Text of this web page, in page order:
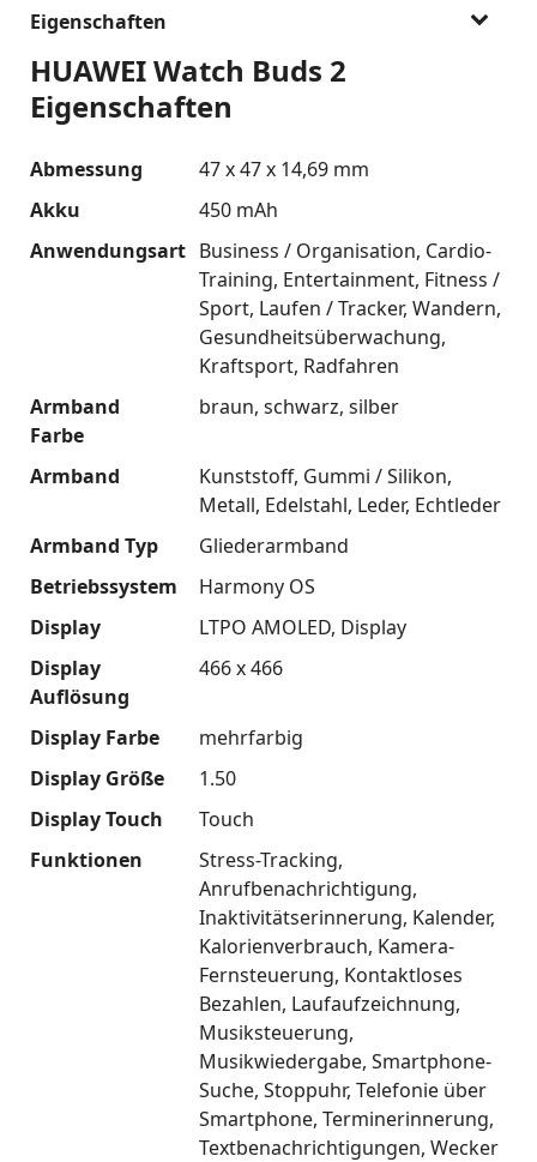
Eigenschaften
HUAWEI Watch Buds 2
Eigenschaften
Abmessung
47 x 47 x 14,69 mm
Akku
450 mAh
Anwendungsart Business / Organisation Cardio-
Training Entertainment Fitness /
Sport Laufen / Tracker Wandern
Gesundheitsüberwachung
Kraftsport Radfahren
Armband
Farbe
braun schwarz silber
Armband Kunststoff Gummi / Silikon
Metall Edelstahl Leder Echtleder
Armband Typ
Gliederarmband
Betriebssystem
Harmony OS
Display
LTPO AMOLED Display
Display
Auflösung
466 x 466
Display Farbe
mehrfarbig
Display Größe
1.50
Display Touch
Touch
Funktionen
Stress-Tracking
Anrufbenachrichtigung
Inaktivitätserinnerung Kalender
Kalorienverbrauch Kamera-
Fernsteuerung Kontaktloses
Bezahlen Laufaufzeichnung
Musiksteuerung
Musikwiedergabe Smartphone-
Suche Stoppuhr Telefonie über
Smartphone Terminerinnerung
Textbenachrichtigungen Wecker